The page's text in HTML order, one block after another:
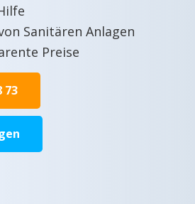
Sanitären Anlagen
Preise
73